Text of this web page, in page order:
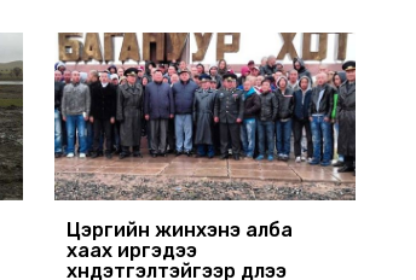
Цэргийн жинхэнэ алба
хаах иргэдээ
хүндэтгэлтэйгээр үдлээ